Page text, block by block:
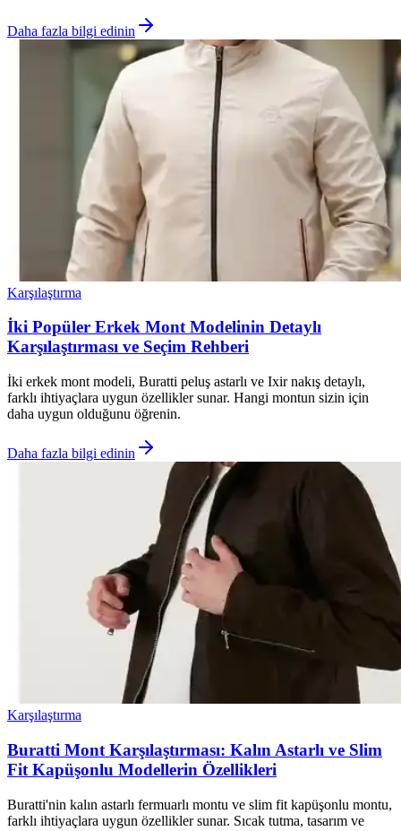
Daha fazla bilgi edinin
Karşılaştırma
İki Popüler Erkek Mont Modelinin Detaylı
Karşılaştırması ve Seçim Rehberi
İki erkek mont modeli, Buratti peluş astarlı ve Ixir nakış detaylı,
farklı ihtiyaçlara uygun özellikler sunar. Hangi montun sizin için
daha uygun olduğunu öğrenin.
Daha fazla bilgi edinin
Karşılaştırma
Buratti Mont Karşılaştırması: Kalın Astarlı ve Slim
Fit Kapüşonlu Modellerin Özellikleri
Buratti'nin kalın astarlı fermuarlı montu ve slim fit kapüşonlu montu,
farklı ihtiyaçlara uygun özellikler sunar. Sıcak tutma, tasarım ve